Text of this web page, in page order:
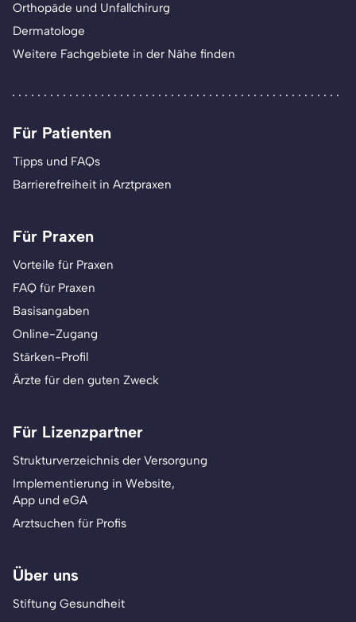
Orthopäde und Unfallchirurg
Dermatologe
Weitere Fachgebiete in der Nähe finden
Für Patienten
Tipps und FAQs
Barrierefreiheit in Arztpraxen
Für Praxen
Vorteile für Praxen
FAQ für Praxen
Basisangaben
Online-Zugang
Stärken-Profil
Ärzte für den guten Zweck
Für Lizenzpartner
Strukturverzeichnis der Versorgung
Implementierung in Website,
App und eGA
Arztsuchen für Profis
Über uns
Stiftung Gesundheit